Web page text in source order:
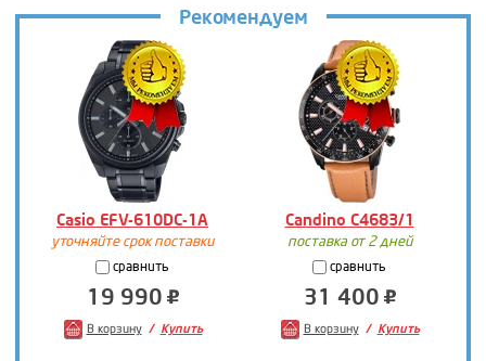
Рекомендуем
Casio EFV-610DC-1A Candino C4683/1
уточняйте срок поставки
сравнить
19 990
В корзину Купить
поставка от 2 дней
сравнить
31 400
В корзину Купить